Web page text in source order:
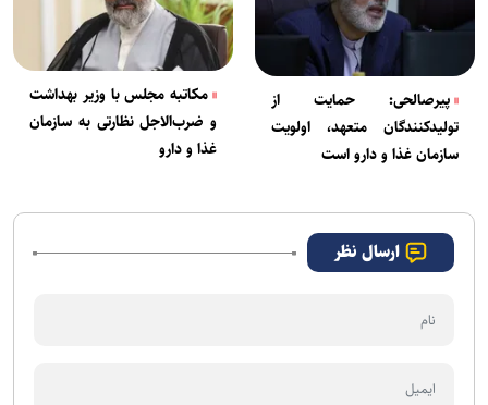
پیرصالحی: حمایت از
تولیدکنندگان متعهد، اولویت
سازمان غذا و دارو است
‌مکاتبه مجلس با وزیر بهداشت
و ضرب‌الاجل نظارتی به سازمان
غذا و دارو
ارسال نظر